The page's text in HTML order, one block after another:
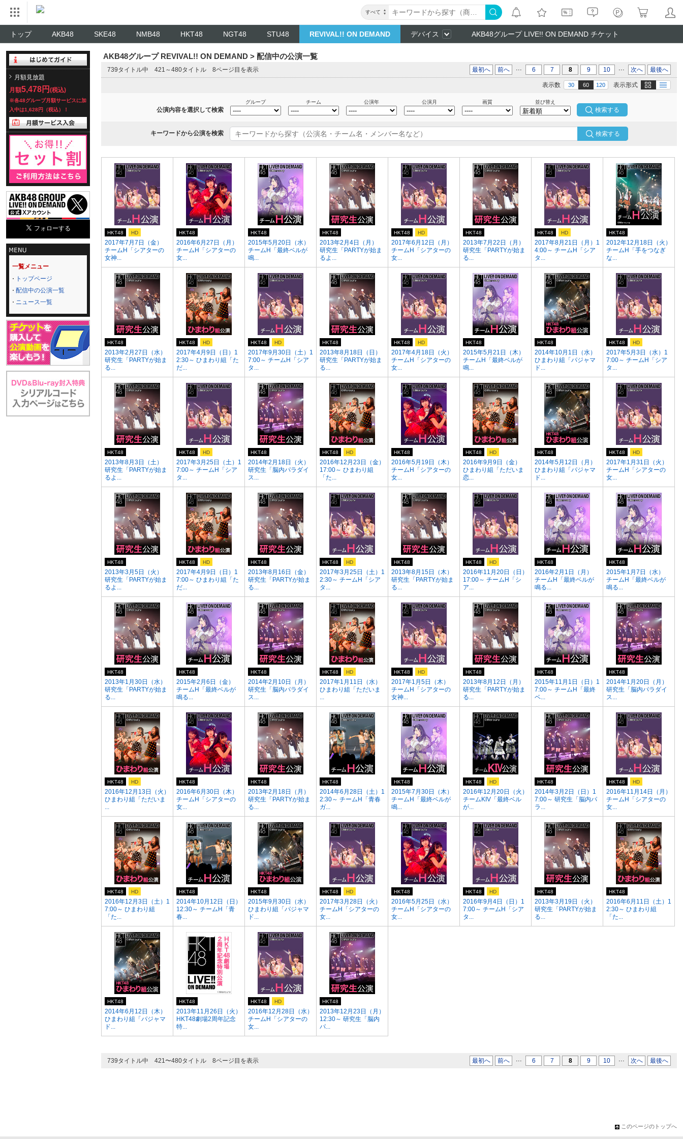
すべて
トップ AKB48 SKE48 NMB48 HKT48 NGT48 STU48 REVIVAL!! ON DEMAND デバイス AKB48グループ LIVE!! ON DEMAND チケット
月額見放題
月額5,478円 (税込)
※各48グループ月額サービスに加
入中は1,628円（税込）！
一覧メニュー
トップページ
配信中の公演一覧
ニュース一覧
AKB48グループ REVIVAL!! ON DEMAND > 配信中の公演一覧
739タイトル中 421～480タイトル 8ページ目を表示 最初へ 前へ ... 6 7 8 9 10 ... 次へ 最後へ
表示形式 画像 テキスト
表示数 30 60 120
公演内容を選択して検索
グループ チーム 公演年 公演月 画質 並び替え
キーワードから公演を検索 検索する
2017年7月7日（金）
チームH「シアターの
女神...
HKT48 HD
2016年6月27日（月）
チームH「シアターの
女...
HKT48
2015年5月20日（水）
チームH「最終ベルが
鳴...
HKT48
2013年2月4日（月）
研究生「PARTYが始ま
るよ...
HKT48
2017年6月12日（月）
チームH「シアターの
女...
HKT48 HD
2013年7月22日（月）
研究生「PARTYが始ま
る...
HKT48
2017年8月21日（月）1
4:00～ チームH「シア
タ...
HKT48 HD
2012年12月18日（火）
チームH「手をつなぎ
な...
HKT48
2013年2月27日（水）
研究生「PARTYが始ま
る...
HKT48
2017年4月9日（日）1
2:30～ ひまわり組「た
だ...
HKT48 HD
2017年9月30日（土）1
7:00～ チームH「シア
タ...
HKT48 HD
2013年8月18日（日）
研究生「PARTYが始ま
る...
HKT48
2017年4月18日（火）
チームH「シアターの
女...
HKT48 HD
2015年5月21日（木）
チームH「最終ベルが
鳴...
HKT48
2014年10月1日（水）
ひまわり組「パジャマ
ド...
HKT48
2017年5月3日（水）1
7:00～ チームH「シア
タ...
HKT48 HD
2013年8月3日（土）
研究生「PARTYが始ま
るよ...
HKT48
2017年3月25日（土）1
7:00～ チームH「シア
タ...
HKT48 HD
2014年2月18日（火）
研究生「脳内パラダイ
ス...
HKT48
2016年12月23日（金）
17:00～ ひまわり組
「た...
HKT48 HD
2016年5月19日（木）
チームH「シアターの
女...
HKT48
2016年9月9日（金）
ひまわり組「ただいま
恋...
HKT48 HD
2014年5月12日（月）
ひまわり組「パジャマ
ド...
HKT48
2017年1月31日（火）
チームH「シアターの
女...
HKT48 HD
2013年3月5日（火）
研究生「PARTYが始ま
るよ...
HKT48
2017年4月9日（日）1
7:00～ ひまわり組「た
だ...
HKT48 HD
2013年8月16日（金）
研究生「PARTYが始ま
る...
HKT48
2017年3月25日（土）1
2:30～ チームH「シア
タ...
HKT48 HD
2013年8月15日（木）
研究生「PARTYが始ま
る...
HKT48
2016年11月20日（日）
17:00～ チームH「シ
ア...
HKT48 HD
2016年2月1日（月）
チームH「最終ベルが
鳴る...
HKT48
2015年1月7日（水）
チームH「最終ベルが
鳴る...
HKT48
2013年1月30日（水）
研究生「PARTYが始ま
る...
HKT48
2015年2月6日（金）
チームH「最終ベルが
鳴る...
HKT48
2014年2月10日（月）
研究生「脳内パラダイ
ス...
HKT48
2017年1月11日（水）
ひまわり組「ただいま
...
HKT48 HD
2017年1月5日（木）
チームH「シアターの
女神...
HKT48 HD
2013年8月12日（月）
研究生「PARTYが始ま
る...
HKT48
2015年11月1日（日）1
7:00～ チームH「最終
ベ...
HKT48
2014年1月20日（月）
研究生「脳内パラダイ
ス...
HKT48
2016年12月13日（火）
ひまわり組「ただいま
...
HKT48 HD
2016年6月30日（木）
チームH「シアターの
女...
HKT48
2013年2月18日（月）
研究生「PARTYが始ま
る...
HKT48
2014年6月28日（土）1
2:30～ チームH「青春
ガ...
HKT48
2015年7月30日（木）
チームH「最終ベルが
鳴...
HKT48
2016年12月20日（火）
チームKIV「最終ベル
が...
HKT48 HD
2014年3月2日（日）1
7:00～ 研究生「脳内パ
ラ...
HKT48
2016年11月14日（月）
チームH「シアターの
女...
HKT48 HD
2016年12月3日（土）1
7:00～ ひまわり組
「た...
HKT48 HD
2014年10月12日（日）
12:30～ チームH「青
春...
HKT48
2015年9月30日（水）
ひまわり組「パジャマ
ド...
HKT48
2017年3月28日（火）
チームH「シアターの
女...
HKT48 HD
2016年5月25日（水）
チームH「シアターの
女...
HKT48
2016年9月4日（日）1
7:00～ チームH「シア
タ...
HKT48 HD
2013年3月19日（火）
研究生「PARTYが始ま
る...
HKT48
2016年6月11日（土）1
2:30～ ひまわり組
「た...
HKT48
2014年6月12日（木）
ひまわり組「パジャマ
ド...
HKT48
2013年11月26日（火）
HKT48劇場2周年記念
特...
HKT48
2016年12月28日（水）
チームH「シアターの
女...
HKT48 HD
2013年12月23日（月）
12:30～ 研究生「脳内
パ...
HKT48
739タイトル中 421〜480タイトル 8ページ目を表示 最初へ 前へ ... 6 7 8 9 10 ... 次へ 最後へ
このページのトップへ